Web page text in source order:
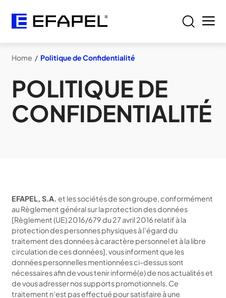
Home / Politique de Confidentialité
POLITIQUE DE
CONFIDENTIALITÉ
EFAPEL, S.A. et les sociétés de son groupe, conformément
au Règlement général sur la protection des données
[Règlement (UE) 2016/679 du 27 avril 2016 relatif à la
protection des personnes physiques à l’égard du
traitement des données à caractère personnel et à la libre
circulation de ces données], vous informent que les
données personnelles mentionnées ci-dessus sont
nécessaires afin de vous tenir informé(e) de nos actualités et
de vous adresser nos supports promotionnels. Ce
traitement n’est pas effectué pour satisfaire à une